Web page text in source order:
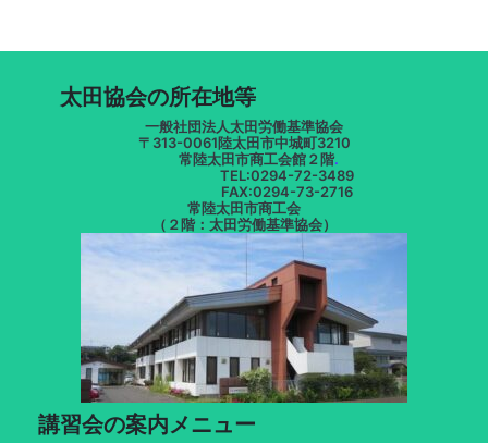
太田協会の所在地等
一般社団法人太田労働基準協会
〒313-0061陸太田市中城町3210
常陸太田市商工会館２階.
TEL:0294-72-3489
FAX:0294-73-2716
常陸太田市商工会
（２階：太田労働基準協会）
講習会の案内メニュー